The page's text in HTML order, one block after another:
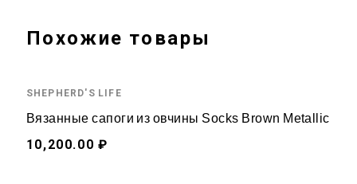
Похожие товары
SHEPHERD'S LIFE
Вязанные сапоги из овчины Socks Brown Metallic
10,200.00 ₽